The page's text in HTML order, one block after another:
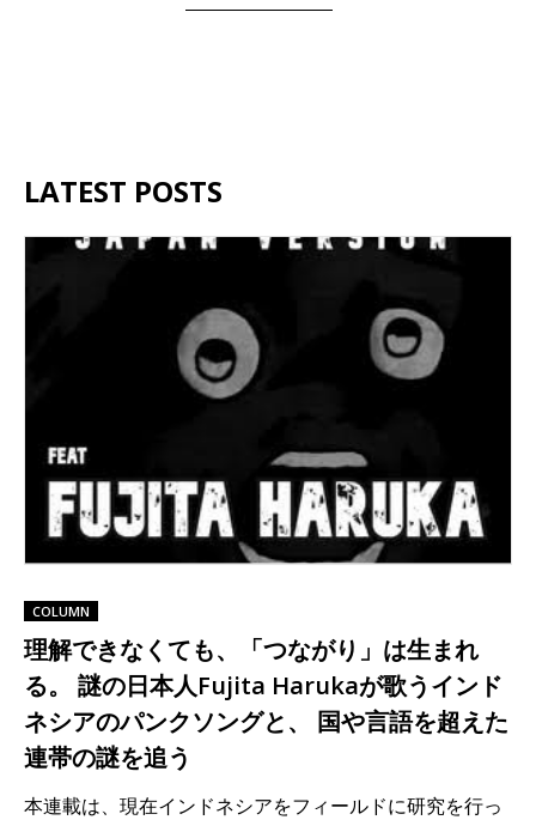
LATEST POSTS
COLUMN
理解できなくても、「つながり」は生まれ
る。 謎の日本人Fujita Harukaが歌うインド
ネシアのパンクソングと、 国や言語を超えた
連帯の謎を追う
本連載は、現在インドネシアをフィールドに研究を行っ